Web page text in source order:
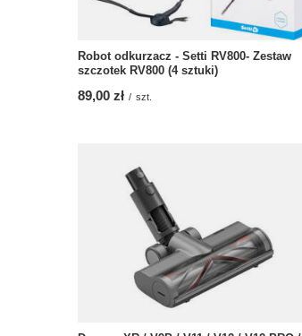
Robot odkurzacz - Setti RV800- Zestaw
szczotek RV800 (4 sztuki)
89,00 zł / szt.